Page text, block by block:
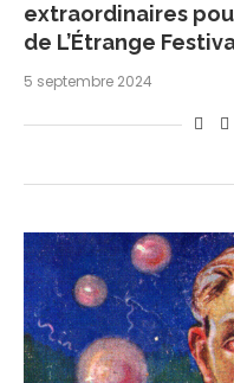
extraordinaires
de L’Étrange
5 septembre 2024